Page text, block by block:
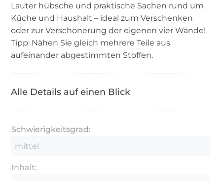
Lauter hübsche und praktische Sachen rund um
Küche und Haushalt – ideal zum Verschenken
oder zur Verschönerung der eigenen vier Wände!
Tipp: Nähen Sie gleich mehrere Teile aus
aufeinander abgestimmten Stoffen.
Alle Details auf einen Blick
Schwierigkeitsgrad:
mittel
Inhalt: